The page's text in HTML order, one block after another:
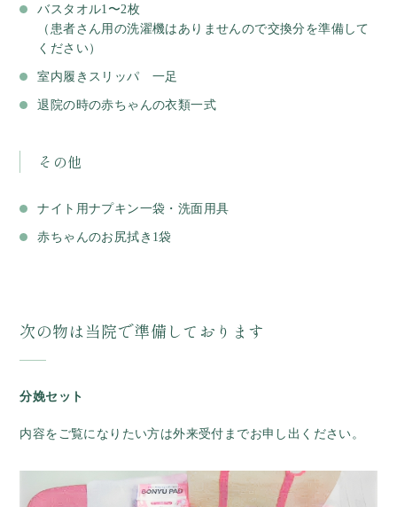
バスタオル1〜2枚
（患者さん用の洗濯機はありませんので交換分を準備して
ください）
室内履きスリッパ 一足
退院の時の赤ちゃんの衣類一式
その他
ナイト用ナプキン一袋・洗面用具
赤ちゃんのお尻拭き1袋
次の物は当院で準備しております
分娩セット
内容をご覧になりたい方は外来受付までお申し出ください。